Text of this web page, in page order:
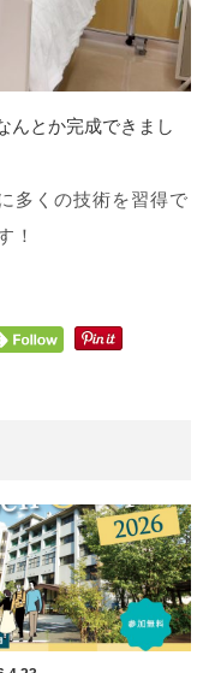
んとか完成できまし
多くの技術を習得で
！